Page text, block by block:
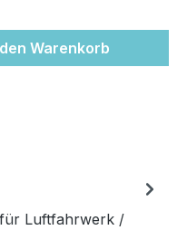
Warenkorb
Luftfahrwerk /